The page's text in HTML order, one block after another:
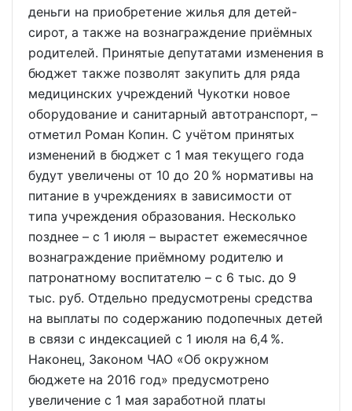
деньги на приобретение жилья для детей-
сирот, а также на вознаграждение приёмных
родителей. Принятые депутатами изменения в
бюджет также позволят закупить для ряда
медицинских учреждений Чукотки новое
оборудование и санитарный автотранспорт, –
отметил Роман Копин. С учётом принятых
изменений в бюджет с 1 мая текущего года
будут увеличены от 10 до 20 % нормативы на
питание в учреждениях в зависимости от
типа учреждения образования. Несколько
позднее – с 1 июля – вырастет ежемесячное
вознаграждение приёмному родителю и
патронатному воспитателю – с 6 тыс. до 9
тыс. руб. Отдельно предусмотрены средства
на выплаты по содержанию подопечных детей
в связи с индексацией с 1 июля на 6,4 %.
Наконец, Законом ЧАО «Об окружном
бюджете на 2016 год» предусмотрено
увеличение с 1 мая заработной платы